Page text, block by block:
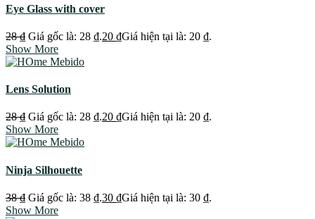
Eye Glass with cover
28₫ Giá gốc là: 28 ₫.20 ₫Giá hiện tại là: 20 ₫.
Show More
Lens Solution
28₫ Giá gốc là: 28 ₫.20 ₫Giá hiện tại là: 20 ₫.
Show More
Ninja Silhouette
38₫ Giá gốc là: 38 ₫.30 ₫Giá hiện tại là: 30 ₫.
Show More